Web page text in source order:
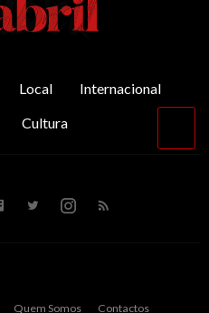
Local
Internacional
Cultura
Quem Somos Contactos